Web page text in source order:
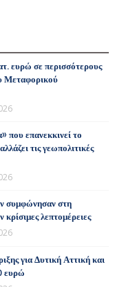
ευρώ σε περισσότερους
Μεταφορικού
επανεκκινεί το
τις γεωπολιτικές
συμφώνησαν στη
λεπτομέρειες
για Δυτική Αττική και
ευρώ